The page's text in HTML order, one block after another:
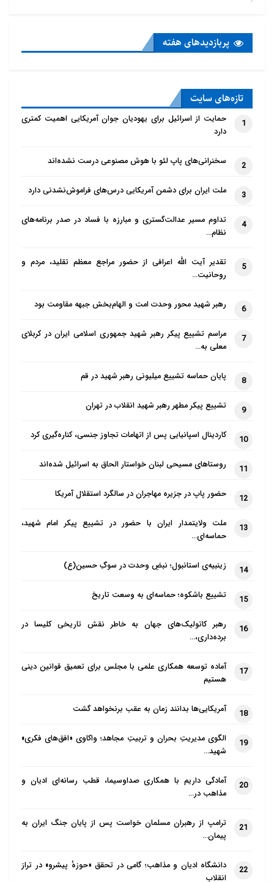
پربازدید‌های هفته
تازه‌‌های سایت
1
حمایت از اسرائیل برای یهودیان جوان آمریکایی اهمیت کمتری
دارد
2 سخنرانی‌های پاپ لئو با هوش مصنوعی درست نشده‌اند
3 ملت ایران برای دشمن آمریکایی درس‌های فراموش‌نشدنی دارد
4
تداوم مسیر عدالت‌گستری و مبارزه با فساد در صدر برنامه‌های
نظام…
5
تقدیر آیت الله اعرافی از حضور مراجع معظم تقلید، مردم و
روحانیت…
6 رهبر شهید محور وحدت امت و الهام‌بخش جبهه مقاومت بود
7
مراسم تشییع پیکر رهبر شهید جمهوری اسلامی ایران در کربلای
معلی به…
8 پایان حماسه تشییع میلیونی رهبر شهید در قم
9 تشییع پیکر مطهر رهبر شهید انقلاب در تهران
10 کاردینال اسپانیایی پس از اتهامات تجاوز جنسی، کناره‌گیری کرد
11 روستاهای مسیحی لبنان خواستار الحاق به اسرائیل شده‌اند
12 حضور پاپ در جزیره مهاجران در سالگرد استقلال آمریکا
13
ملت ولایتمدار ایران با حضور در تشییع پیکر امام شهید،
حماسه‌ای…
14 زینبیه‌ی استانبول؛ نبضِ وحدت در سوگِ حسین(ع)
15 تشییع باشکوه؛ حماسه‌ای به وسعت تاریخ
16
رهبر کاتولیک‌های جهان به خاطر نقش تاریخی کلیسا در
برده‌داری،…
17
آماده توسعه همکاری علمی با مجلس برای تعمیق قوانین دینی
هستیم
18 آمریکایی‌ها بدانند زمان به عقب برنخواهد گشت
19
الگوی مدیریتِ بحران و تربیتِ مجاهد؛ واکاوی «افق‌های فکری»
شهید…
20
آمادگی داریم با همکاری صداوسیما، قطب رسانه‌ای ادیان و
مذاهب در…
21
ترامپ از رهبران مسلمان خواست پس از پایان جنگ ایران به
پیمان…
22
دانشگاه ادیان و مذاهب؛ گامی در تحقق «حوزهٔ پیشرو» در تراز
انقلاب